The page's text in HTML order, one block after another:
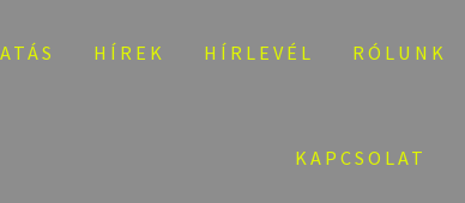
HÍREK HÍRLEVÉL RÓLUNK
KAPCSOLAT